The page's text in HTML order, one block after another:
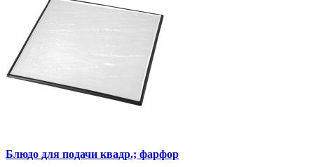
Блюдо для подачи квадр.; фарфор